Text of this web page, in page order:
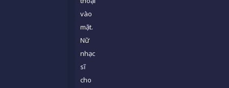
vào
mặt.
Nữ
nhạc
sĩ
cho